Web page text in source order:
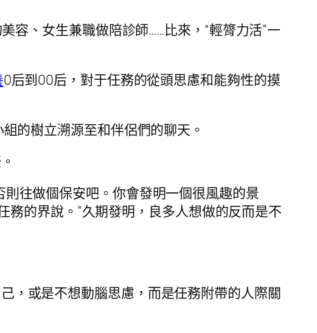
容、女生兼職做陪診師……比來，“輕膂力活”一
0后到00后，對于任務的從頭思慮和能夠性的摸
的樹立溯源至和伴侶們的聊天。
往做個保安吧。你會發明一個很風趣的景
務的界說。”久期發明，良多人想做的反而是不
，或是不想動腦思慮，而是任務附帶的人際關